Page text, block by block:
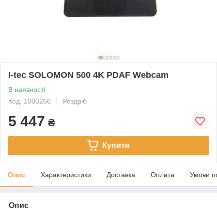
I-tec SOLOMON 500 4K PDAF Webcam
В наявності
Код: 1003266
Роздріб
5 447 ₴
Купити
Опис Характеристики Доставка Оплата Умови
Опис